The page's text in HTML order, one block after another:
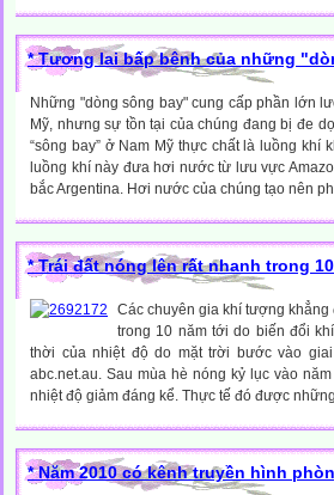
* Tương lai bấp bênh của những
Những "dòng sông bay" cung cấp phần lớn
Mỹ, nhưng sự tồn tại của chúng đang bị đe
“sông bay” ở Nam Mỹ thực chất là luồng
luồng khí này đưa hơi nước từ lưu vực
bắc Argentina. Hơi nước của chúng tạo nên
* Trái đất nóng lên rất nhanh trong
Các chuyên gia khí tượng
trong 10 năm tới do biến đổi
thời của nhiệt độ do mặt trời bước vào
abc.net.au. Sau mùa hè nóng kỷ lục vào
nhiệt độ giảm đáng kể. Thực tế đó được
* Năm 2010 có kênh truyền hình